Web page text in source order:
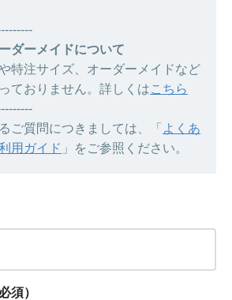
ダーメイドについて
特注サイズ、オーダーメイドなど
ておりません。詳しくはこちら
ご質問につきましては、「 よくあ
用ガイド 」をご参照ください。
須）